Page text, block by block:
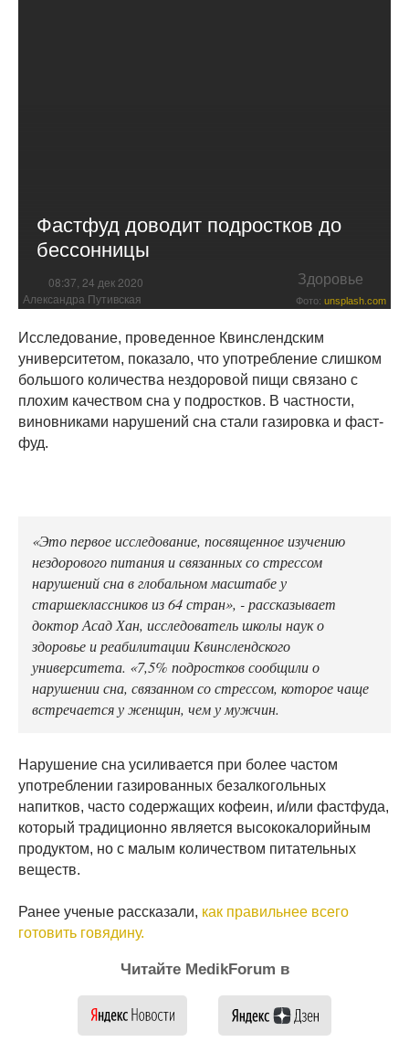
Фастфуд доводит подростков до
бессонницы
08:37, 24 дек 2020 Здоровье
Александра Путивская Фото: unsplash.com
Исследование, проведенное Квинслендским
университетом, показало, что употребление слишком
большого количества нездоровой пищи связано с
плохим качеством сна у подростков. В частности,
виновниками нарушений сна стали газировка и фаст-
фуд.
«Это первое исследование, посвященное изучению
нездорового питания и связанных со стрессом
нарушений сна в глобальном масштабе у
старшеклассников из 64 стран», - рассказывает
доктор Асад Хан, исследователь школы наук о
здоровье и реабилитации Квинслендского
университета. «7,5% подростков сообщили о
нарушении сна, связанном со стрессом, которое чаще
встречается у женщин, чем у мужчин.
Нарушение сна усиливается при более частом
употреблении газированных безалкогольных
напитков, часто содержащих кофеин, и/или фастфуда,
который традиционно является высококалорийным
продуктом, но с малым количеством питательных
веществ.
Ранее ученые рассказали, как правильнее всего
готовить говядину.
Читайте MedikForum в